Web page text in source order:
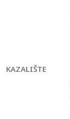
KAZALIŠTE